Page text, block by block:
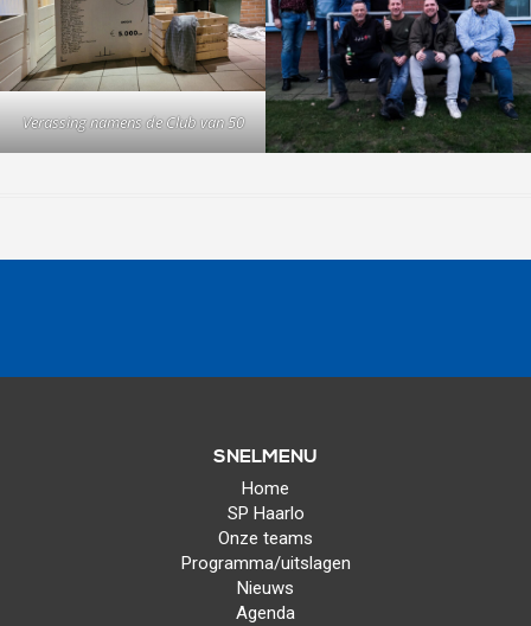
Verassing namens de Club van 50
SNELMENU
Home
SP Haarlo
Onze teams
Programma/uitslagen
Nieuws
Agenda